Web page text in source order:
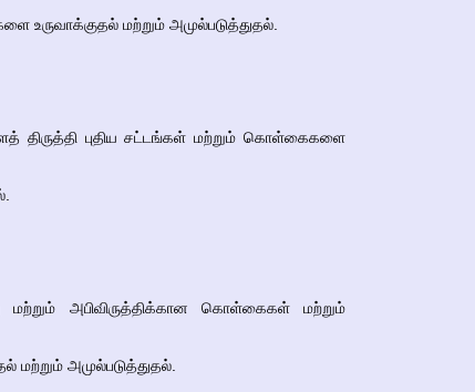
உருவாக்குதல் மற்றும் அமுல்படுத்துதல்.
திருத்தி புதிய சட்டங்கள் மற்றும் கொள்கைகளை
அபிவிருத்திக்கான கொள்கைகள் மற்றும்
மற்றும் அமுல்படுத்துதல்.